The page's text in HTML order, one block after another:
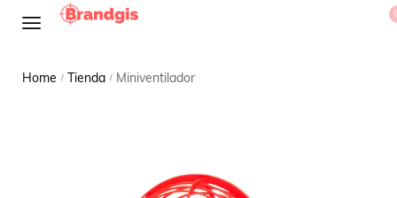
Home / Tienda / Miniventilador